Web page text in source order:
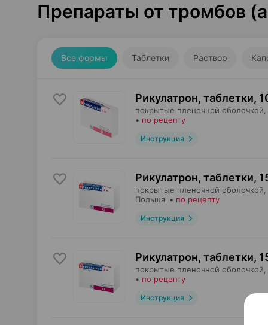
Препараты от тромбов
Все формы Таблетки Раствор
Рикулатрон, таблетки,
покрытые пленочной оболочкой,
• по рецепту
Инструкция
Рикулатрон, таблетки,
покрытые пленочной оболочкой,
Польша • по рецепту
Инструкция
Рикулатрон, таблетки,
покрытые пленочной оболочкой,
• по рецепту
Инструкция